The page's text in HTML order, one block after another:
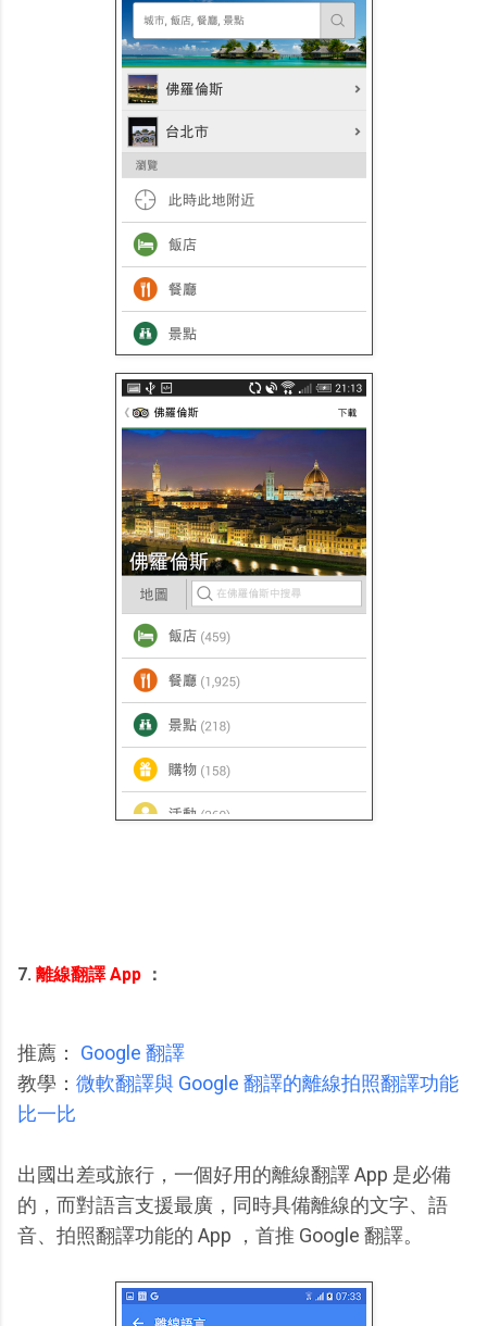
7. 離線翻譯 App ：
推薦： Google 翻譯
教學： 微軟翻譯與 Google 翻譯的離線拍照翻譯功能
比一比
出國出差或旅行，一個好用的離線翻譯 App 是必備
的，而對語言支援最廣，同時具備離線的文字、語
音、拍照翻譯功能的 App ，首推 Google 翻譯。